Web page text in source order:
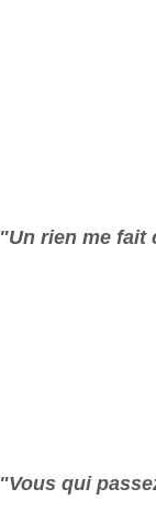
"Un rien me fait
"Vous qui